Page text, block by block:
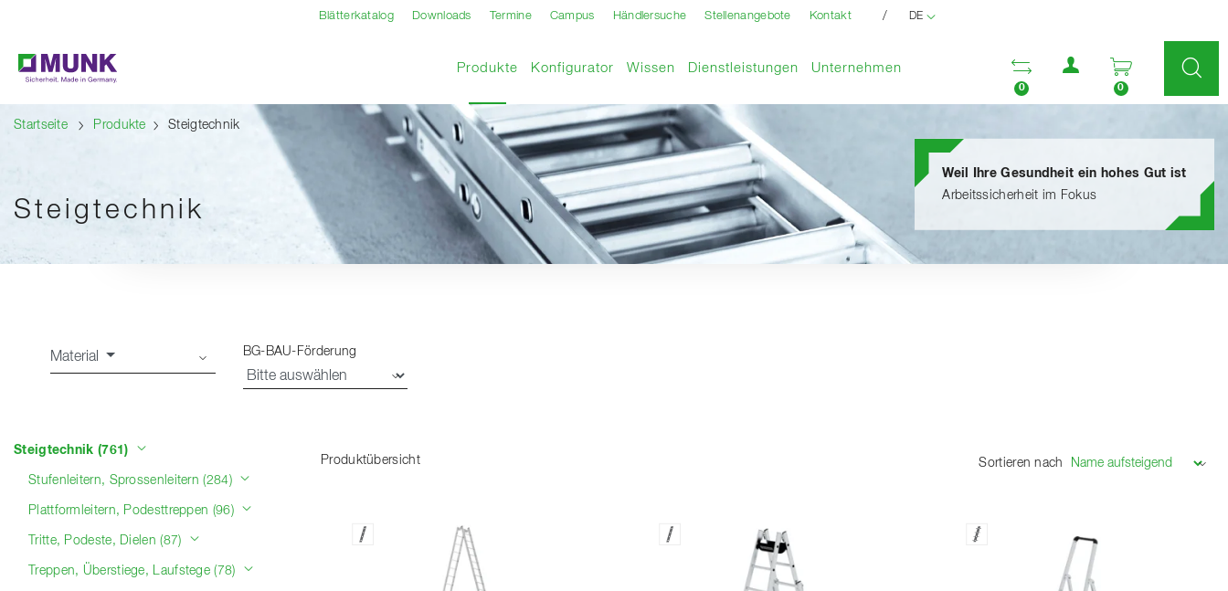
Blätterkatalog Downloads Termine Campus Händlersuche Stellenangebote Kontakt / DE
Produkte Aktuelle Seite
Konfigurator Wissen Dienstleistungen Unternehmen Vergleichsliste öffnen
0
Benutzermenü
Warenkorb
0
Startseite Produkte Steigtechnik
Steigtechnik
Weil Ihre Gesundheit ein hohes Gut ist
Arbeitssicherheit im Fokus
Material BG-BAU-Förderung
Produktkategorien
Steigtechnik (761)
Stufenleitern, Sprossenleitern (284)
Plattformleitern, Podesttreppen (96)
Tritte, Podeste, Dielen (87)
Treppen, Überstiege, Laufstege (78)
Produktübersicht Sortieren nach